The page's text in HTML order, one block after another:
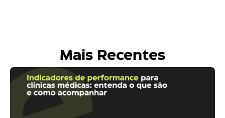
Mais Recentes